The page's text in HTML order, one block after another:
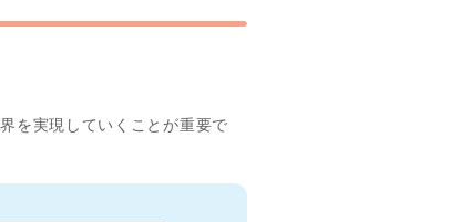
を実現していくことが重要で